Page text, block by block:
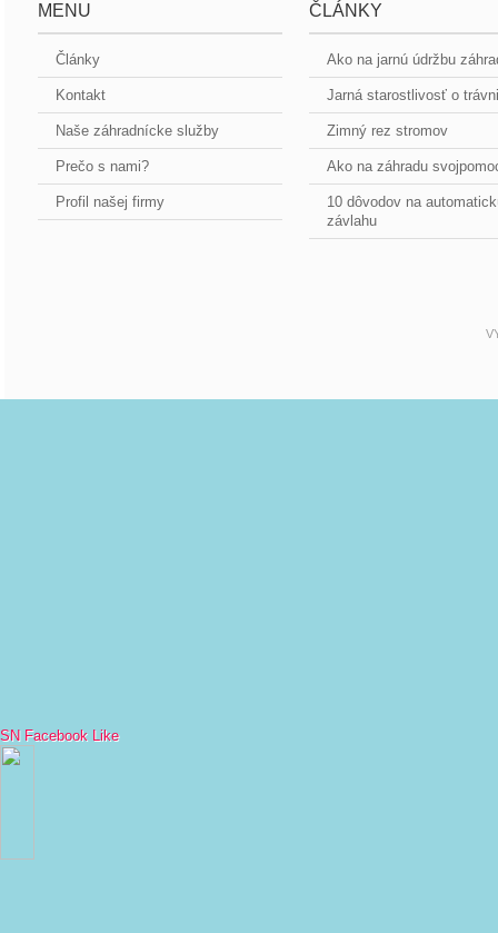
MENU
Články
Kontakt
Naše záhradnícke služby
Prečo s nami?
Profil našej firmy
ČLÁNKY
Ako na jarnú údržbu
Jarná starostlivosť o
Zimný rez stromov
Ako na záhradu
10 dôvodov na
závlahu
SN Facebook Like